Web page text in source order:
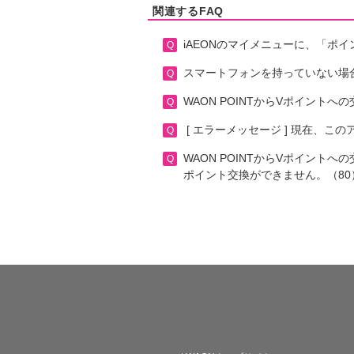
関連するFAQ
iAEONのマイメニューに、「ポイ
スマートフォンを持っていない場
WAON POINTからVポイントへ
[ エラーメッセージ ] 現在、この
WAON POINTからVポイントへ
ポイント交換ができません。（80